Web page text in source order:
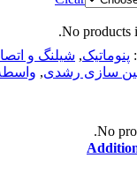
No products
No
پنوماتیک, شیلنگ و
سازی رشدی,